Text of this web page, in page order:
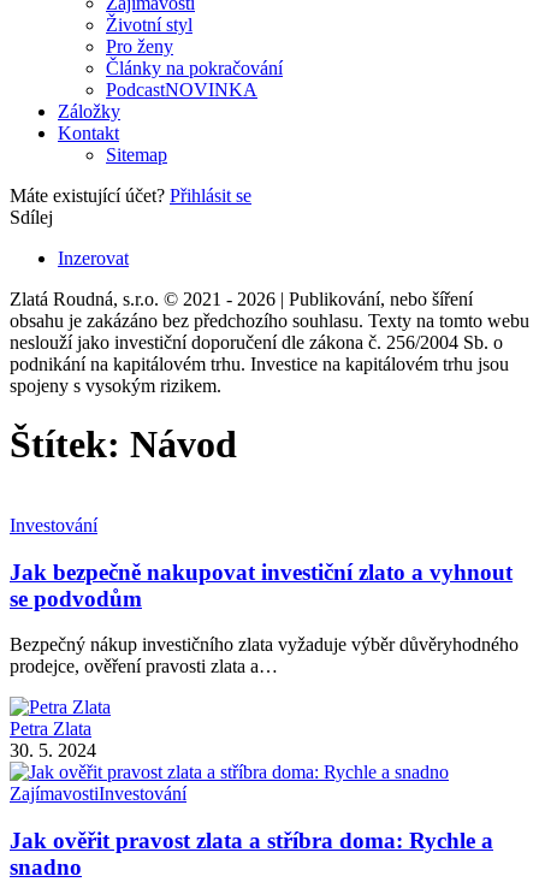
Životní styl
Pro ženy
Články na pokračování
PodcastNOVINKA
Záložky
Kontakt
Sitemap
Máte existující účet? Přihlásit se
Sdílej
Inzerovat
Zlatá Roudná, s.r.o. © 2021 - 2026 | Publikování, nebo šíření
obsahu je zakázáno bez předchozího souhlasu. Texty na tomto webu
neslouží jako investiční doporučení dle zákona č. 256/2004 Sb. o
podnikání na kapitálovém trhu. Investice na kapitálovém trhu jsou
spojeny s vysokým rizikem.
Štítek: Návod
Investování
Jak bezpečně nakupovat investiční zlato a vyhnout
se podvodům
Bezpečný nákup investičního zlata vyžaduje výběr důvěryhodného
prodejce, ověření pravosti zlata a…
Petra Zlata
30. 5. 2024
ZajímavostiInvestování
Jak ověřit pravost zlata a stříbra doma: Rychle a
snadno